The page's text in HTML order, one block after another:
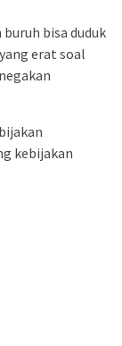
bisa duduk
erat soal
kebijakan